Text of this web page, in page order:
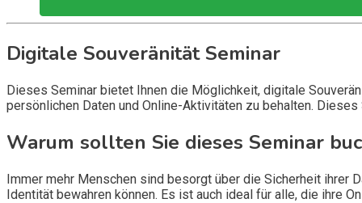
Digitale Souveränität Seminar
Dieses Seminar bietet Ihnen die Möglichkeit, digitale
persönlichen Daten und Online-Aktivitäten zu behalten.
Warum sollten Sie dieses Seminar
Immer mehr Menschen sind besorgt über die Sicherheit ihrer
Identität bewahren können. Es ist auch ideal für alle, die ihre